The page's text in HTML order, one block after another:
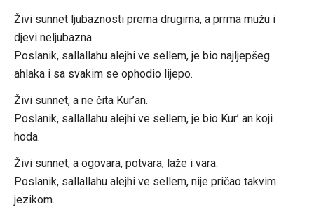
Živi sunnet ljubaznosti prema drugima, a prrma mužu i
djevi neljubazna.
Poslanik, sallallahu alejhi ve sellem, je bio najljepšeg
ahlaka i sa svakim se ophodio lijepo.
Živi sunnet, a ne čita Kur’an.
Poslanik, sallallahu alejhi ve sellem, je bio Kur’ an koji
hoda.
Živi sunnet, a ogovara, potvara, laže i vara.
Poslanik, sallallahu alejhi ve sellem, nije pričao takvim
jezikom.